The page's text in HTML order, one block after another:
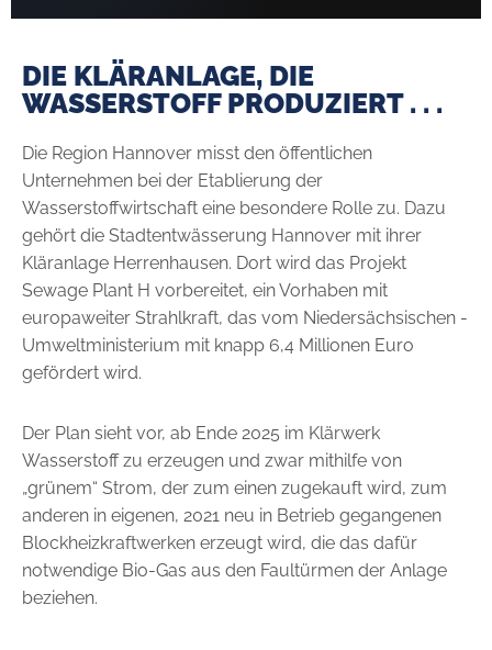
DIE KLÄRANLAGE, DIE
WASSERSTOFF PRODUZIERT . . .
Die Region Hannover misst den öffentlichen
Unternehmen bei der Etablierung der
Wasserstoffwirtschaft eine besondere Rolle zu. Dazu
gehört die Stadtentwässerung Hannover mit ihrer
Kläranlage Herrenhausen. Dort wird das Projekt
Sewage Plant H vorbereitet, ein Vor­haben mit
europaweiter Strahlkraft, das vom Niedersächsischen ­
Umweltministerium mit knapp 6,4 Millionen Euro
gefördert wird.
Der Plan sieht vor, ab Ende 2025 im Klärwerk
Wasserstoff zu erzeugen und zwar mithilfe von
„grünem“ Strom, der zum einen zugekauft wird, zum
anderen in eigenen, 2021 neu in Betrieb gegangenen
Blockheizkraftwerken erzeugt wird, die das dafür
notwendige Bio-Gas aus den Faultürmen der Anlage
beziehen.